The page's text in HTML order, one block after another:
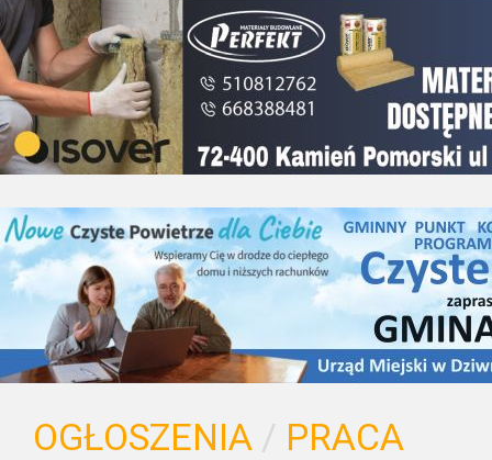
OGŁOSZENIA / PRACA